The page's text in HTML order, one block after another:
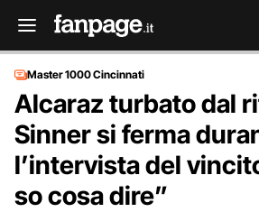
Master 1000 Cincinnati
Alcaraz turbato dal
Sinner si ferma
l’intervista del
so cosa dire”